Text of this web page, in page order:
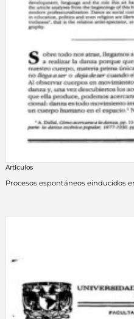
Artículos
Procesos espontáneos einducidos